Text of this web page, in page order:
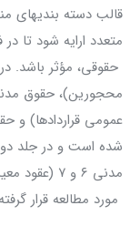
قالب دسته بندی­های
متعدد ارایه شود تا
مورد مطالعه قرار